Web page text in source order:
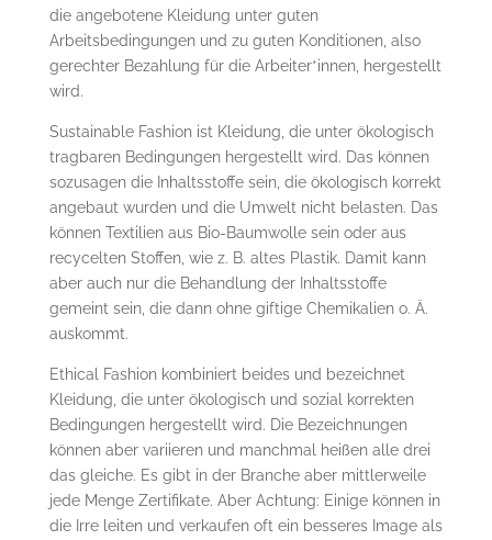
die angebotene Kleidung unter guten
Arbeitsbedingungen und zu guten Konditionen, also
gerechter Bezahlung für die Arbeiter*innen, hergestellt
wird.
Sustainable Fashion ist Kleidung, die unter ökologisch
tragbaren Bedingungen hergestellt wird. Das können
sozusagen die Inhaltsstoffe sein, die ökologisch korrekt
angebaut wurden und die Umwelt nicht belasten. Das
können Textilien aus Bio-Baumwolle sein oder aus
recycelten Stoffen, wie z. B. altes Plastik. Damit kann
aber auch nur die Behandlung der Inhaltsstoffe
gemeint sein, die dann ohne giftige Chemikalien o. Ä.
auskommt.
Ethical Fashion kombiniert beides und bezeichnet
Kleidung, die unter ökologisch und sozial korrekten
Bedingungen hergestellt wird. Die Bezeichnungen
können aber variieren und manchmal heißen alle drei
das gleiche. Es gibt in der Branche aber mittlerweile
jede Menge Zertifikate. Aber Achtung: Einige können in
die Irre leiten und verkaufen oft ein besseres Image als